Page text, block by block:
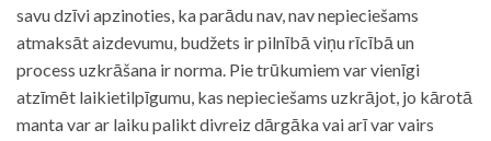
savu dzīvi apzinoties, ka parādu nav, nav nepieciešams
atmaksāt aizdevumu, budžets ir pilnībā viņu rīcībā un
process uzkrāšana ir norma. Pie trūkumiem var vienīgi
atzīmēt laikietilpīgumu, kas nepieciešams uzkrājot, jo kārotā
manta var ar laiku palikt divreiz dārgāka vai arī var vairs